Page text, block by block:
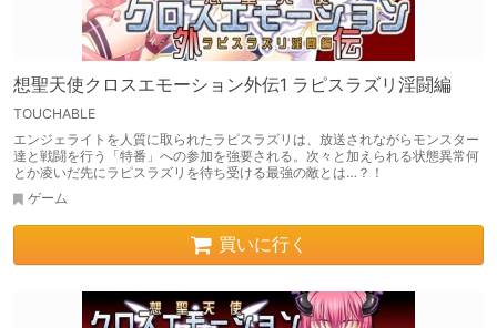
想聖天使クロスエモーション外伝1 ラピスラズリ淫闘編
TOUCHABLE
エンジェライトを人質に取られたラピスラズリは、放送されながらモンスター
達と戦闘を行う「特番」への参加を強要される。次々と加えられる状態異常何
とか凌いだ先にラピスラズリを待ち受ける最強の敵とは…？！
ゲーム
買いに行く